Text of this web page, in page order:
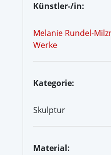
Künstler-/in:
Melanie Rundel-
Werke
Kategorie:
Skulptur
Material: